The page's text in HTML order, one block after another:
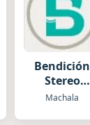
Bendición
Stereo
Radio
Machala